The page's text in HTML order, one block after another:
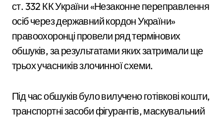
ст. 332 КК України «Незаконне переправлення
осіб через державний кордон України»
правоохоронці провели ряд термінових
обшуків, за результатами яких затримали ще
трьох учасників злочинної схеми.
Під час обшуків було вилучено готівкові кошти,
транспортні засоби фігурантів, маскувальний